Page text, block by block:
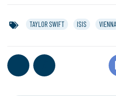
TAYLOR SWIFT ISIS VIENNA